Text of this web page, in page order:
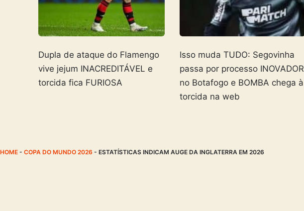
Dupla de ataque do Flamengo
vive jejum INACREDITÁVEL e
torcida fica FURIOSA
Isso muda TUDO: Segovinha
passa por processo INOVADOR
no Botafogo e BOMBA chega à
torcida na web
HOME - COPA DO MUNDO 2026 - ESTATÍSTICAS INDICAM AUGE DA INGLATERRA EM 2026